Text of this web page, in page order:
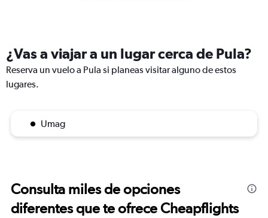
¿Vas a viajar a un lugar cerca de Pula?
Reserva un vuelo a Pula si planeas visitar alguno de estos
lugares.
Umag
Consulta miles de opciones
diferentes que te ofrece Cheapflights